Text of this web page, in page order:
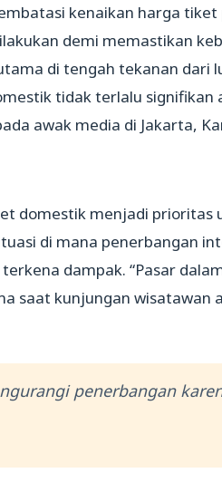
kenaikan harga tiket
demi memastikan
di tengah tekanan dari
tidak terlalu signifikan
awak media di Jakarta,
domestik menjadi prioritas
di mana penerbangan
dampak. “Pasar
saat kunjungan wisatawan
penerbangan